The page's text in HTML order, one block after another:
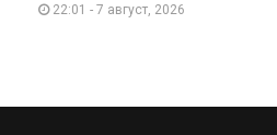
22:01 - 7 август, 2026